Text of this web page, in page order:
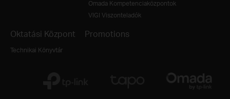
Omada Kompetenciaközpontok
VIGI Viszonteladók
Oktatási Központ
Technikai Könyvtár
Promotions